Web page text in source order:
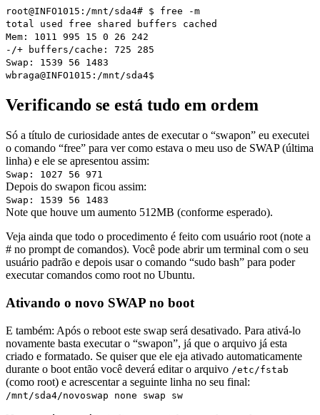
root@INFO1015:/mnt/sda4# $ free -m
total used free shared buffers cached
Mem: 1011 995 15 0 26 242
-/+ buffers/cache: 725 285
Swap: 1539 56 1483
wbraga@INFO1015:/mnt/sda4$
Verificando se está tudo em ordem
Só a título de curiosidade antes de executar o “swapon” eu executei
o comando “free” para ver como estava o meu uso de SWAP (última
linha) e ele se apresentou assim:
Swap: 1027 56 971
Depois do swapon ficou assim:
Swap: 1539 56 1483
Note que houve um aumento 512MB (conforme esperado).
Veja ainda que todo o procedimento é feito com usuário root (note a
# no prompt de comandos). Você pode abrir um terminal com o seu
usuário padrão e depois usar o comando “sudo bash” para poder
executar comandos como root no Ubuntu.
Ativando o novo SWAP no boot
E também: Após o reboot este swap será desativado. Para ativá-lo
novamente basta executar o “swapon”, já que o arquivo já esta
criado e formatado. Se quiser que ele eja ativado automaticamente
durante o boot então você deverá editar o arquivo /etc/fstab
(como root) e acrescentar a seguinte linha no seu final:
/mnt/sda4/novoswap none swap sw